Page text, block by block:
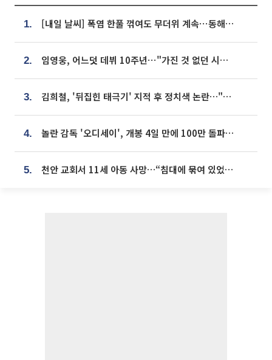
1. [내일 날씨] 폭염 한풀 꺾여도 무더위 계속⋯동해안 이틀 연속 비
2. 임영웅, 어느덧 데뷔 10주년⋯"가진 것 없던 시절, 내 앞엔 20명의 팬뿐"
3. 김희철, '뒤집힌 태극기' 지적 후 정치색 논란…"좌우 떠나 우리나라 국기"
4. 놀란 감독 '오디세이', 개봉 4일 만에 100만 돌파⋯'왕사남' 보다 빠르다
5. 천안 교회서 11세 아동 사망…“침대에 묶여 있었다” 진술 확보